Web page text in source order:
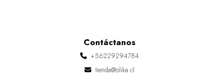
Contáctanos
+56229294784
tienda@olika.cl